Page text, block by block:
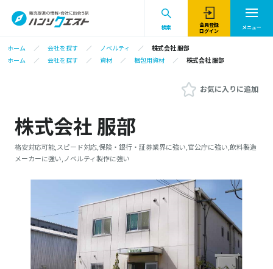
検索
会員登録
ログイン
メニュー
ホーム 会社を探す ノベルティ
株式会社 服部
ホーム
会社を探す 資材 梱包用資材 株式会社 服部
お気に入りに追加
株式会社 服部
格安対応可能,スピード対応,保険・銀行・証券業界に強い,官公庁に強い,飲料製造
メーカーに強い,ノベルティ製作に強い